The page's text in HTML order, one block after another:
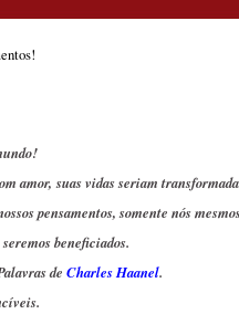
amor, suas vidas seriam
pensamentos, somente nós
beneficiados.
de Charles Haanel.